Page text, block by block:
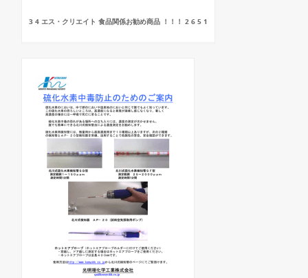
3 4 エス・クリエイト 食品関係お勧め商品 ！！！ 2 6 5 1